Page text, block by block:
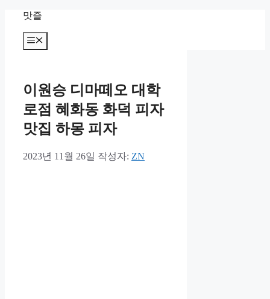
맛즐
메
뉴
이원승 디마떼오 대학
로점 혜화동 화덕 피자
맛집 하몽 피자
2023년 11월 26일 작성자: ZN